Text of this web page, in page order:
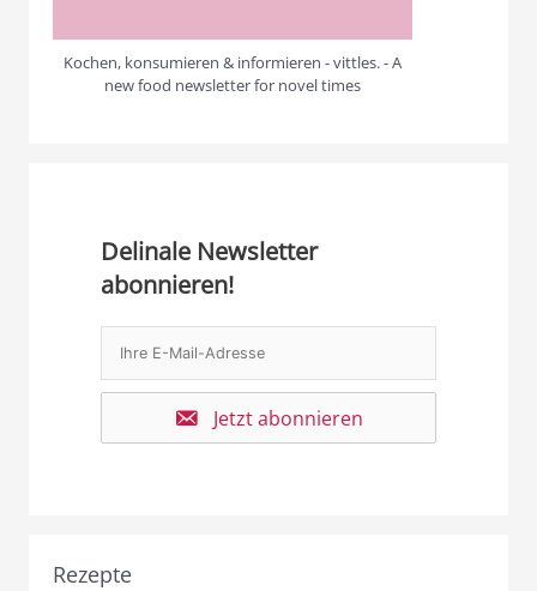
Kochen, konsumieren & informieren - vittles. - A
new food newsletter for novel times
Delinale Newsletter
abonnieren!
Jetzt abonnieren
Rezepte